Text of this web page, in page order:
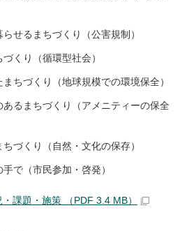
せるまちづくり（公害規制）
くり（循環型社会）
ちづくり（地球規模での環境保全）
あるまちづくり（アメニティーの保全
づくり（自然・文化の保存）
で（市民参加・啓発）
課題・施策 （PDF 3.4 MB）